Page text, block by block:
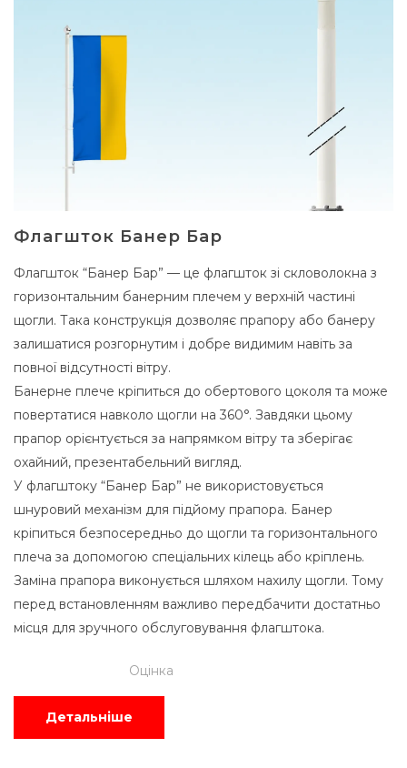
Флагшток Банер Бар
Флагшток “Банер Бар” — це флагшток зі скловолокна з
горизонтальним банерним плечем у верхній частині
щогли. Така конструкція дозволяє прапору або банеру
залишатися розгорнутим і добре видимим навіть за
повної відсутності вітру.
Банерне плече кріпиться до обертового цоколя та може
повертатися навколо щогли на 360°. Завдяки цьому
прапор орієнтується за напрямком вітру та зберігає
охайний, презентабельний вигляд.
У флагштоку “Банер Бар” не використовується
шнуровий механізм для підйому прапора. Банер
кріпиться безпосередньо до щогли та горизонтального
плеча за допомогою спеціальних кілець або кріплень.
Заміна прапора виконується шляхом нахилу щогли. Тому
перед встановленням важливо передбачити достатньо
місця для зручного обслуговування флагштока.
Оцінка
Детальніше